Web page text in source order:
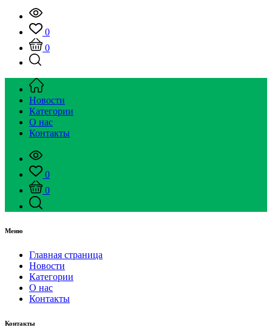
0
0
Новости
Категории
О нас
Контакты
0
0
Меню
Главная страница
Новости
Категории
О нас
Контакты
Контакты